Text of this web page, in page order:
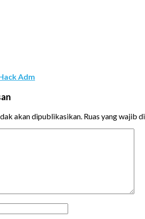
Adm
akan dipublikasikan. Ruas yang wajib